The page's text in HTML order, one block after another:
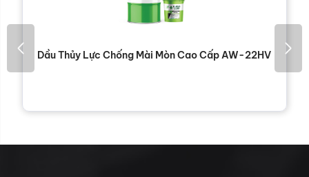
Dầu Thủy Lực Chống Mài Mòn Cao Cấp AW-22HV